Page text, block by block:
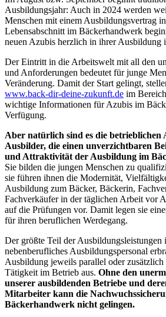
Ausbildungsjahr: Auch in 2024 werden
Menschen mit einem Ausbildungsvertrag
Lebensabschnitt im Bäckerhandwerk
neuen Azubis herzlich in ihrer Ausbildung
Der Eintritt in die Arbeitswelt mit all den
und Anforderungen bedeutet für junge
Veränderung. Damit der Start gelingt,
www.back-dir-deine-zukunft.de im
wichtige Informationen für Azubis im
Verfügung.
Aber natürlich sind es die betrieblichen
Ausbilder, die einen unverzichtbaren
und Attraktivität der Ausbildung im
Sie bilden die jungen Menschen zu
sie führen ihnen die Modernität,
Ausbildung zum Bäcker, Bäckerin,
Fachverkäufer in der täglichen Arbeit vor
auf die Prüfungen vor. Damit legen sie
für ihren beruflichen Werdegang.
Der größte Teil der
nebenberufliches Ausbildungspersonal
Ausbildung jeweils parallel oder
Tätigkeit im Betrieb aus. Ohne den
unserer ausbildenden Betriebe und
Mitarbeiter kann die
Bäckerhandwerk nicht gelingen.